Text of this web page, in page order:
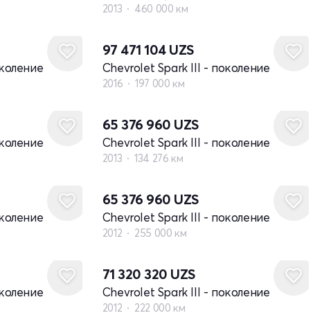
2013 460 000 км
97 471 104 UZS
Chevrolet Spark III - поколение
2016 197 000 км
65 376 960 UZS
Chevrolet Spark III - поколение
2013 134 276 км
65 376 960 UZS
Chevrolet Spark III - поколение
2012 255 000 км
71 320 320 UZS
Chevrolet Spark III - поколение
2012 222 000 км